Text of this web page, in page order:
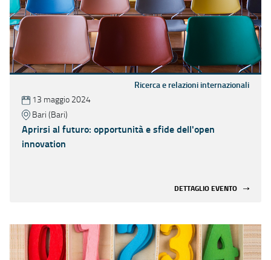
Ricerca e relazioni internazionali
13 maggio 2024
Bari (Bari)
Aprirsi al futuro: opportunità e sfide dell'open
innovation
DETTAGLIO EVENTO